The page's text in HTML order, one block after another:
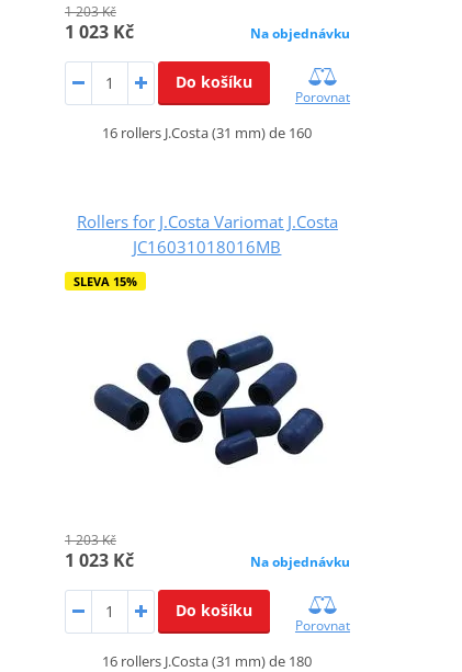
1 203 Kč
1 023 Kč Na objednávku
Do košíku
Porovnat
16 rollers J.Costa (31 mm) de 160
Rollers for J.Costa Variomat J.Costa
JC16031018016MB
SLEVA 15%
1 203 Kč
1 023 Kč Na objednávku
Do košíku
Porovnat
16 rollers J.Costa (31 mm) de 180